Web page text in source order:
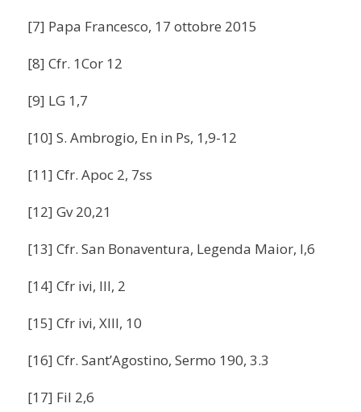
[7] Papa Francesco, 17 ottobre 2015
[8] Cfr. 1Cor 12
[9] LG 1,7
[10] S. Ambrogio, En in Ps, 1,9-12
[11] Cfr. Apoc 2, 7ss
[12] Gv 20,21
[13] Cfr. San Bonaventura, Legenda Maior, I,6
[14] Cfr ivi, III, 2
[15] Cfr ivi, XIII, 10
[16] Cfr. Sant’Agostino, Sermo 190, 3.3
[17] Fil 2,6